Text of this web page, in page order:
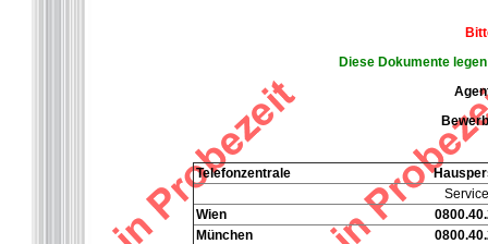
Diese Dokumente
Telefonzentrale
Wien
München